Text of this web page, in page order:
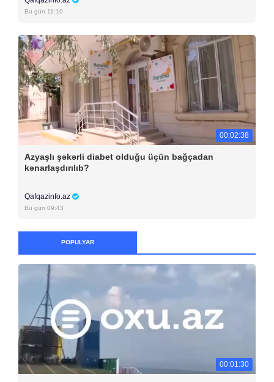
Bu gün 11:10
00:02:38
Azyaşlı şəkərli diabet olduğu üçün bağçadan
kənarlaşdırılıb?
Qafqazinfo.az
Bu gün 09:43
POPULYAR
00:01:30